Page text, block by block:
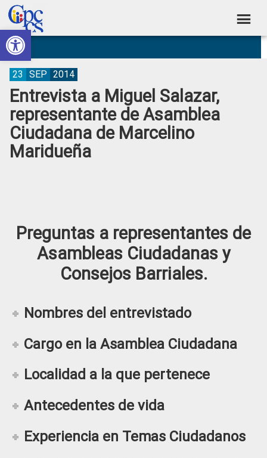
Abrir barra de herramientas
Skip
to
primary
navigation
Skip
to
main
content
Skip
to
primary
sidebar
Skip
to
footer
Consejo
de
Participación
Ciudadana
Control
Social
Construyendo
Poder
Ciudadano
Entrevista a Miguel Salazar,
representante de Asamblea
Ciudadana de Marcelino
Maridueña
23 SEP 2014
Preguntas a representantes de
Asambleas Ciudadanas y
Consejos Barriales.
Nombres del entrevistado
Cargo en la Asamblea Ciudadana
Localidad a la que pertenece
Antecedentes de vida
Experiencia en Temas Ciudadanos